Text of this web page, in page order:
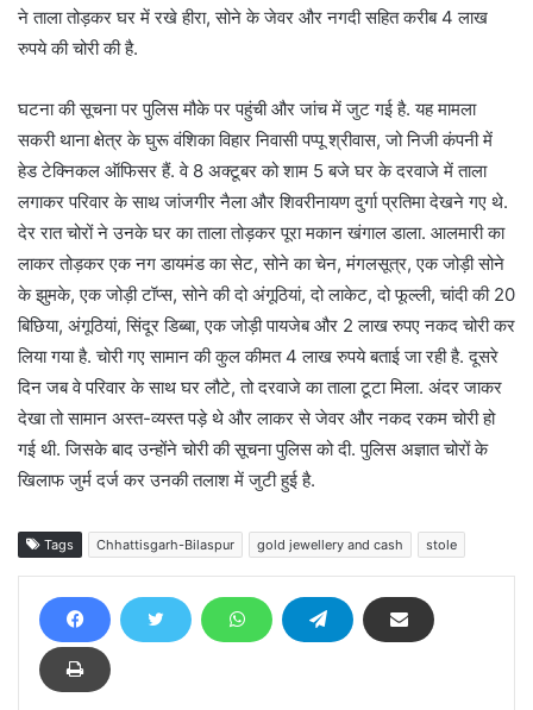
ने ताला तोड़कर घर में रखे हीरा, सोने के जेवर और नगदी सहित करीब 4 लाख
रुपये की चोरी की है.
घटना की सूचना पर पुलिस मौके पर पहुंची और जांच में जुट गई है. यह मामला
सकरी थाना क्षेत्र के घुरू वंशिका विहार निवासी पप्पू श्रीवास, जो निजी कंपनी में
हेड टेक्निकल ऑफिसर हैं. वे 8 अक्टूबर को शाम 5 बजे घर के दरवाजे में ताला
लगाकर परिवार के साथ जांजगीर नैला और शिवरीनायण दुर्गा प्रतिमा देखने गए थे.
देर रात चोरों ने उनके घर का ताला तोड़कर पूरा मकान खंगाल डाला. आलमारी का
लाकर तोड़कर एक नग डायमंड का सेट, सोने का चेन, मंगलसूत्र, एक जोड़ी सोने
के झुमके, एक जोड़ी टॉप्स, सोने की दो अंगूठियां, दो लाकेट, दो फूल्ली, चांदी की 20
बिछिया, अंगूठियां, सिंदूर डिब्बा, एक जोड़ी पायजेब और 2 लाख रुपए नकद चोरी कर
लिया गया है. चोरी गए सामान की कुल कीमत 4 लाख रुपये बताई जा रही है. दूसरे
दिन जब वे परिवार के साथ घर लौटे, तो दरवाजे का ताला टूटा मिला. अंदर जाकर
देखा तो सामान अस्त-व्यस्त पड़े थे और लाकर से जेवर और नकद रकम चोरी हो
गई थी. जिसके बाद उन्होंने चोरी की सूचना पुलिस को दी. पुलिस अज्ञात चोरों के
खिलाफ जुर्म दर्ज कर उनकी तलाश में जुटी हुई है.
Tags Chhattisgarh-Bilaspur gold jewellery and cash stole